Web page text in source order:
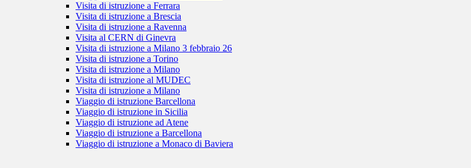
Visita di istruzione a Ferrara
Visita di istruzione a Brescia
Visita di istruzione a Ravenna
Visita al CERN di Ginevra
Visita di istruzione a Milano 3 febbraio 26
Visita di istruzione a Torino
Visita di istruzione a Milano
Visita di istruzione al MUDEC
Visita di istruzione a Milano
Viaggio di istruzione Barcellona
Viaggio di istruzione in Sicilia
Viaggio di istruzione ad Atene
Viaggio di istruzione a Barcellona
Viaggio di istruzione a Monaco di Baviera